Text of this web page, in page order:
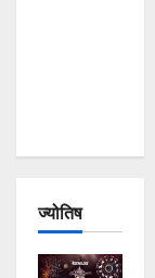
ज्योतिष